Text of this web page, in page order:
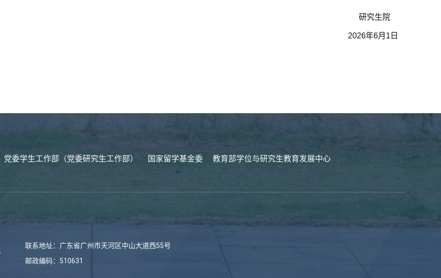
研究生院
2026年6月1日
党委学生工作部（党委研究生工作部） 国家留学基金委
教育部学位与研究生教育发展中心
联系地址：广东省广州市天河区中山大道西55号
邮政编码：510631